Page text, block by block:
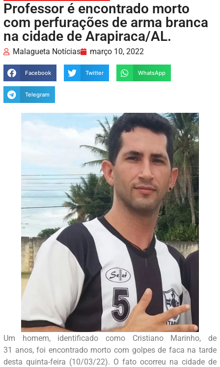
Professor é encontrado morto
com perfurações de arma branca
na cidade de Arapiraca/AL.
Malagueta Notícias março 10, 2022
Facebook Twitter WhatsApp
Telegram
Um homem, identificado como Cristiano Marinho, de
31 anos, foi encontrado morto com golpes de faca na tarde
desta quinta-feira (10/03/22). O fato ocorreu na cidade de